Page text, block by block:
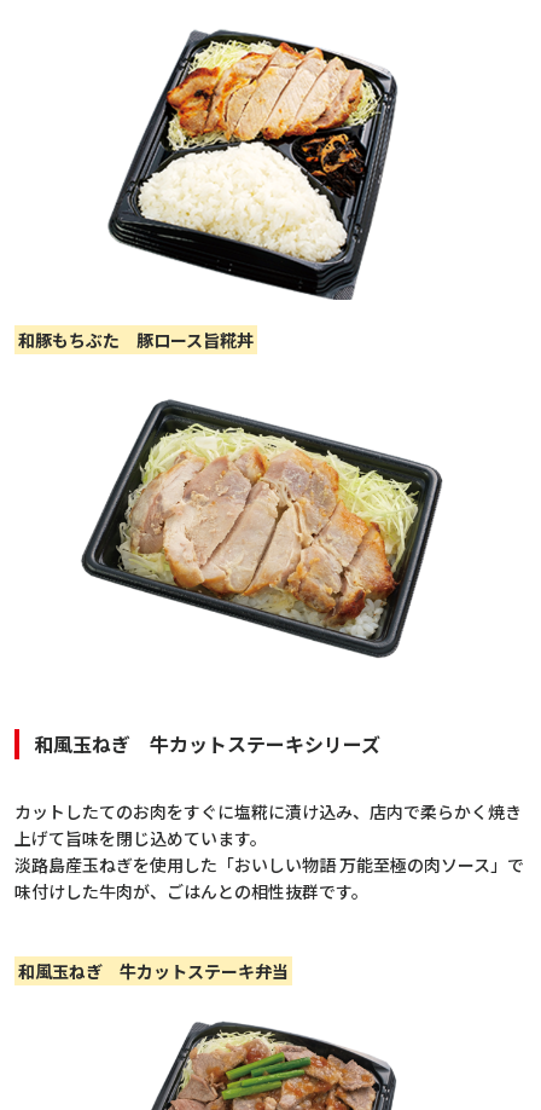
和豚もちぶた 豚ロース旨糀丼
和風玉ねぎ 牛カットステーキシリーズ
カットしたてのお肉をすぐに塩糀に漬け込み、店内で柔らかく焼き
上げて旨味を閉じ込めています。
淡路島産玉ねぎを使用した「おいしい物語 万能至極の肉ソース」で
味付けした牛肉が、ごはんとの相性抜群です。
和風玉ねぎ 牛カットステーキ弁当